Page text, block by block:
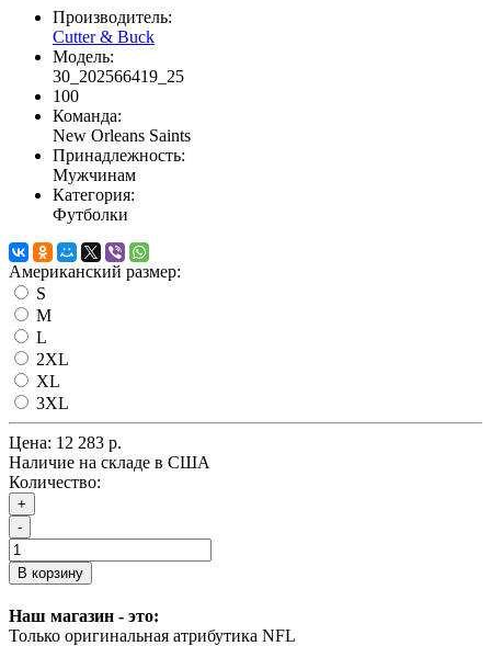
Производитель:
Cutter & Buck
Модель:
30_202566419_25
100
Команда:
New Orleans Saints
Принадлежность:
Мужчинам
Категория:
Футболки
Американский размер:
S
M
L
2XL
XL
3XL
Цена: 12 283 р.
Наличие на складе в США
Количество:
+
-
В корзину
Наш магазин - это:
Только оригинальная атрибутика NFL